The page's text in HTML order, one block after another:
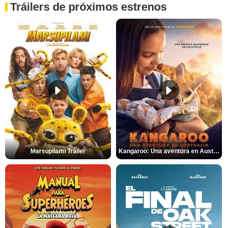
Tráilers de próximos estrenos
Marsupilami Tráiler Kangaroo: Una aventura en Australia Tráiler